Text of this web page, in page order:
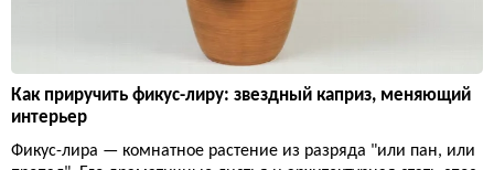
Как приручить фикус-лиру: звездный каприз, меняющий
интерьер
Фикус-лира — комнатное растение из разряда "или пан, или